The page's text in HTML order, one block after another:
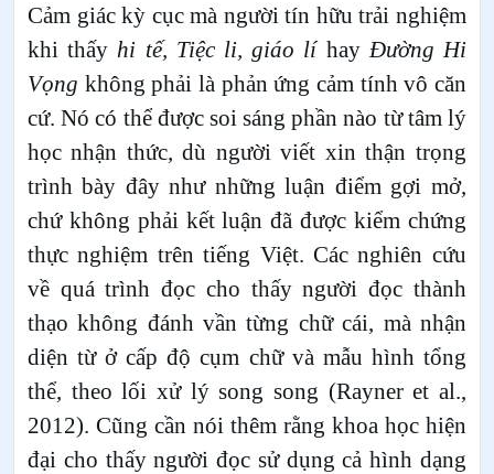
Cảm giác kỳ cục mà người tín hữu trải nghiệm
khi thấy hi tế, Tiệc li, giáo líhay Đường Hi
Vọng không phải là phản ứng cảm tính vô căn
cứ. Nó có thể được soi sáng phần nào từ tâm lý
học nhận thức, dù người viết xin thận trọng
trình bày đây như những luận điểm gợi mở,
chứ không phải kết luận đã được kiểm chứng
thực nghiệm trên tiếng Việt. Các nghiên cứu
về quá trình đọc cho thấy người đọc thành
thạo không đánh vần từng chữ cái, mà nhận
diện từ ở cấp độ cụm chữ và mẫu hình tổng
thể, theo lối xử lý song song (Rayner et al.,
2012). Cũng cần nói thêm rằng khoa học hiện
đại cho thấy người đọc sử dụng cả hình dạng